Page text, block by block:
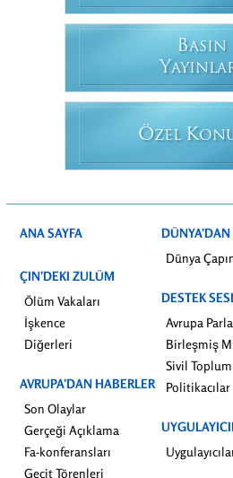
BASIN
Y
ÖZEL K
ANA SAYFA
ÇIN’DEKI ZULÜM
Ölüm Vakaları
İşkence
Diğerleri
AVRUPA’DAN HABERLER
Son Olaylar
Gerçeği Açıklama
Fa-konferansları
Geçit Törenleri
Dünya
DESTEK
Avrupa
Birleşmiş
Sivil
Politikacılar